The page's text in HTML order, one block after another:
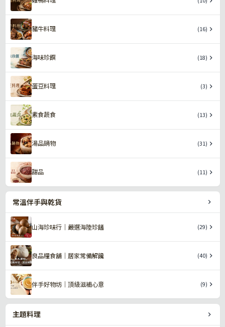
豬牛料理 (16)
海味珍饌 (18)
蛋豆料理 (3)
素食蔬食 (13)
湯品鍋物 (31)
甜品 (11)
常溫伴手與乾貨
山海珍味行｜嚴選海陸珍饈 (29)
良品糧食舖｜居家常備解饞 (40)
伴手好物坊｜頂級滋補心意 (9)
主題料理